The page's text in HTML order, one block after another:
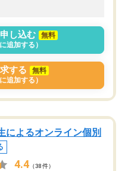
し込む
無料
追加する）
する
無料
追加する）
によるオンライン個別
4.4 （38件）